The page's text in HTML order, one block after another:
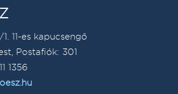
11-es kapucsengő
Postafiók: 301
1356